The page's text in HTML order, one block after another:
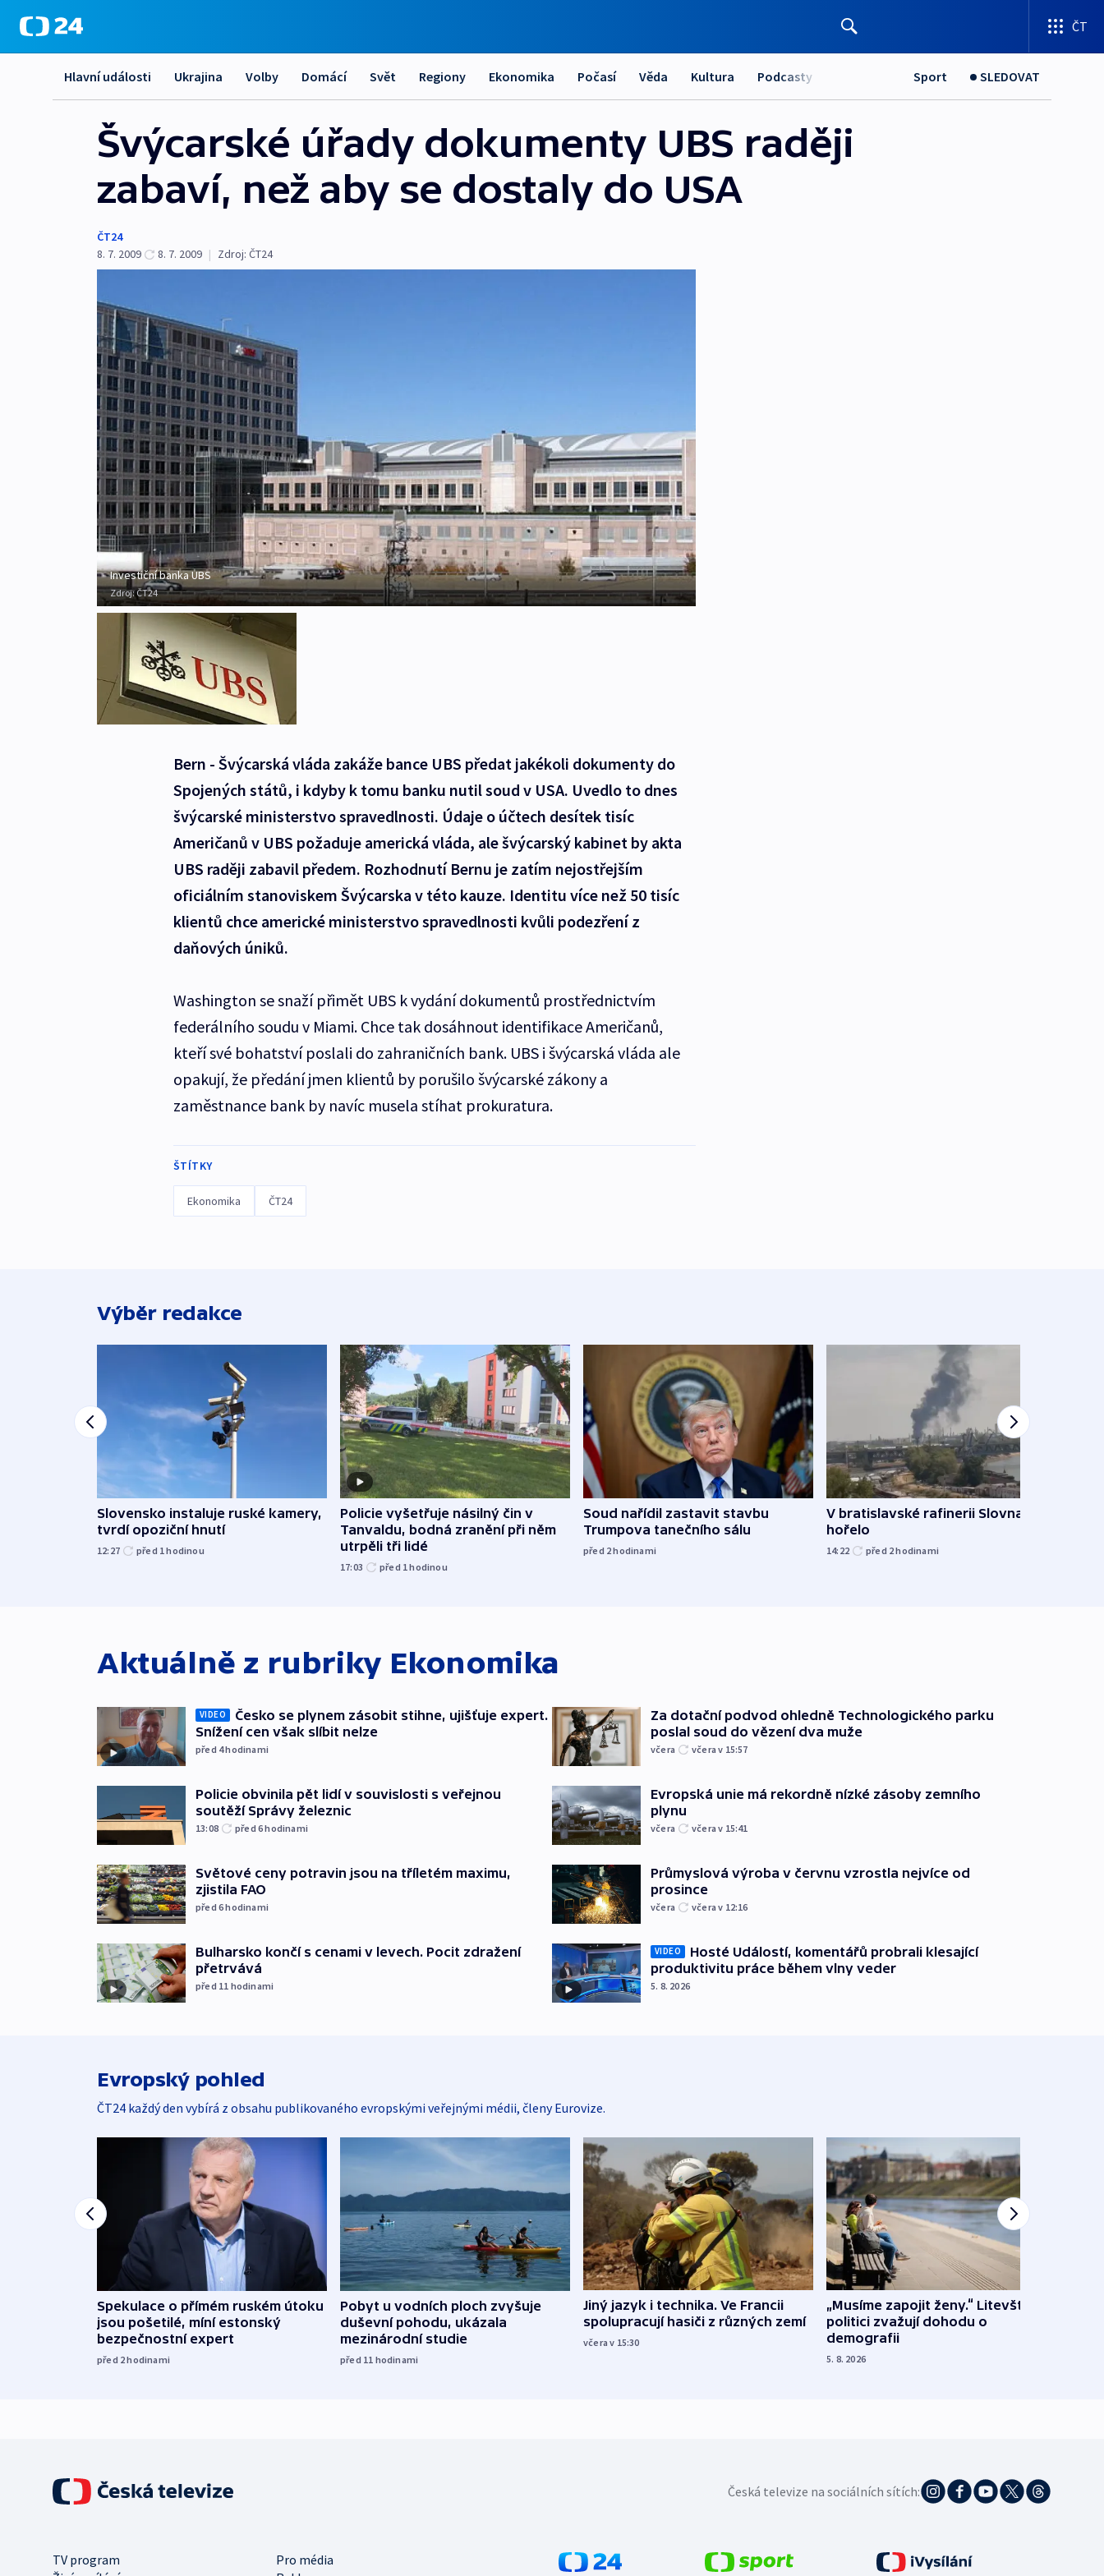
ČT
Hlavní události Ukrajina Volby Domácí Svět Regiony Ekonomika Počasí Věda Kultura Podcasty Sport SLEDOVAT
Švýcarské úřady dokumenty UBS raději
zabaví, než aby se dostaly do USA
ČT24
8. 7. 2009
8. 7. 2009 | Zdroj: ČT24
Investiční banka UBS
Zdroj:ČT24
Bern - Švýcarská vláda zakáže bance UBS předat jakékoli dokumenty do
Spojených států, i kdyby k tomu banku nutil soud v USA. Uvedlo to dnes
švýcarské ministerstvo spravedlnosti. Údaje o účtech desítek tisíc
Američanů v UBS požaduje americká vláda, ale švýcarský kabinet by akta
UBS raději zabavil předem. Rozhodnutí Bernu je zatím nejostřejším
oficiálním stanoviskem Švýcarska v této kauze. Identitu více než 50 tisíc
klientů chce americké ministerstvo spravedlnosti kvůli podezření z
daňových úniků.
Washington se snaží přimět UBS k vydání dokumentů prostřednictvím
federálního soudu v Miami. Chce tak dosáhnout identifikace Američanů,
kteří své bohatství poslali do zahraničních bank. UBS i švýcarská vláda ale
opakují, že předání jmen klientů by porušilo švýcarské zákony a
zaměstnance bank by navíc musela stíhat prokuratura.
ŠTÍTKY
Ekonomika ČT24
Výběr redakce
Slovensko instaluje ruské kamery,
tvrdí opoziční hnutí
12:27 před 1hodinou
Policie vyšetřuje násilný čin v
Tanvaldu, bodná zranění při něm
utrpěli tři lidé
17:03 před 1hodinou
Soud nařídil zastavit stavbu
Trumpova tanečního sálu
před 2hodinami
V bratislavské rafinerii Slovnaft
hořelo
14:22 před 2hodinami
Aktuálně z rubriky Ekonomika
VIDEO
Česko se plynem zásobit stihne, ujišťuje expert.
Snížení cen však slíbit nelze
před 4hodinami
Policie obvinila pět lidí v souvislosti s veřejnou
soutěží Správy železnic
13:08 před 6hodinami
Světové ceny potravin jsou na tříletém maximu,
zjistila FAO
před 6hodinami
Bulharsko končí s cenami v levech. Pocit zdražení
přetrvává
před 11 hodinami
Za dotační podvod ohledně Technologického parku
poslal soud do vězení dva muže
včera včera v 15:57
Evropská unie má rekordně nízké zásoby zemního
plynu
včera včera v 15:41
Průmyslová výroba v červnu vzrostla nejvíce od
prosince
včera včera v 12:16
VIDEO
Hosté Událostí, komentářů probrali klesající
produktivitu práce během vlny veder
5. 8. 2026
Evropský pohled
ČT24 každý den vybírá z obsahu publikovaného evropskými veřejnými médii, členy Eurovize.
Spekulace o přímém ruském útoku
jsou pošetilé, míní estonský
bezpečnostní expert
před 2hodinami
Pobyt u vodních ploch zvyšuje
duševní pohodu, ukázala
mezinárodní studie
před 11 hodinami
Jiný jazyk i technika. Ve Francii
spolupracují hasiči z různých zemí
včera v 15:30
„Musíme zapojit ženy.“ Litevští
politici zvažují dohodu o
demografii
5. 8. 2026
Česká televize na sociálních sítích:
TV program
Pro média